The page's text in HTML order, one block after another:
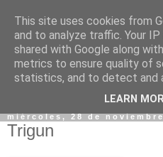
miércoles, 28 de
Trigun
This site uses cookies from
and to analyze traffic. Your
shared with Google along
metrics to ensure quality of
statistics, and to detect and
LEARN